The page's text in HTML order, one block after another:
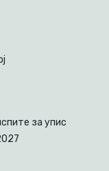
за упис